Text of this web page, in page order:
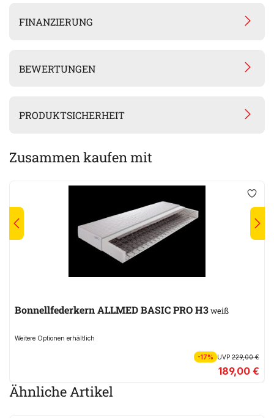
FINANZIERUNG
BEWERTUNGEN
PRODUKTSICHERHEIT
Zusammen kaufen mit
Bonnellfederkern ALLMED BASIC PRO H3weiß
Weitere Optionen erhältlich
-17% UVP229,00 €
189,00 €
Ähnliche Artikel